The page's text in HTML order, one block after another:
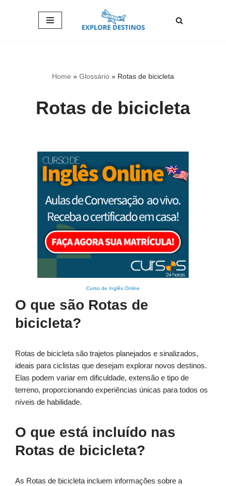
Home » Glossário » Rotas de bicicleta
Rotas de bicicleta
Curso de Inglês Online
O que são Rotas de
bicicleta?
Rotas de bicicleta são trajetos planejados e sinalizados,
ideais para ciclistas que desejam explorar novos destinos.
Elas podem variar em dificuldade, extensão e tipo de
terreno, proporcionando experiências únicas para todos os
níveis de habilidade.
O que está incluído nas
Rotas de bicicleta?
As Rotas de bicicleta incluem informações sobre a